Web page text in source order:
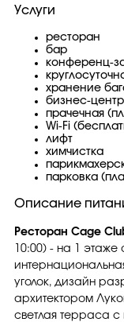
Услуги
ресторан
бар
конференц-
хранение
бизнес-центр
прачечная
Wi-Fi
лифт
химчистка
парковка
Описание
Ресторан Cage
10:00) - на 1 этаже
уголок, дизайн
архитектором
светлая терраса